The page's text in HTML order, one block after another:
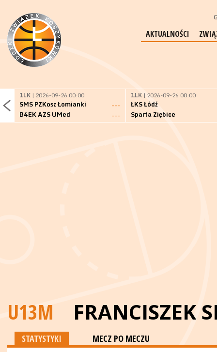
AKTUALNOŚCI
1LK | 2026-09-26 00:00
SMS PZKosz Łomianki
---
B4EK AZS UMed
---
1LK | 2026-09-26 00:00
ŁKS Łódź
Sparta Ziębice
U13M
STATYSTYKI MECZ PO MECZU